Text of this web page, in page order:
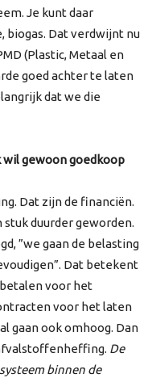
Je kunt daar
biogas. Dat verdwijnt nu
(Plastic, Metaal en
goed achter te laten
dat we die
wil gewoon goedkoop
Dat zijn de financiën.
duurder geworden.
”we gaan de belasting
Dat betekent
voor het
voor het laten
gaan ook omhoog. Dan
De
binnen de